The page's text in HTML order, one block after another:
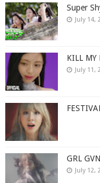
Super
July 14,
KILL MY
July 11,
GRL
July 12,